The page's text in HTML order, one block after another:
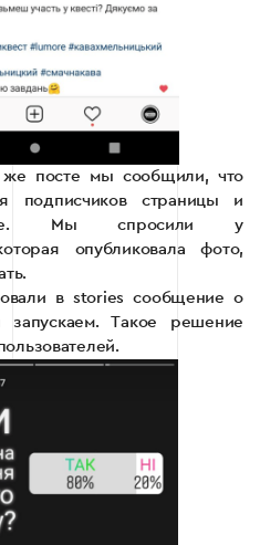
посте мы сообщили, что
подписчиков страницы и
Мы спросили у
опубликовала фото,
в stories сообщение о
Такое решение